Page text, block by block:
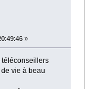
»
téléconseillers
vie à beau